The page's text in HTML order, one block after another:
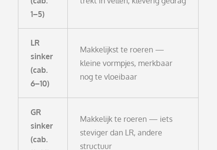
1–5)
LR
sinker
(cab.
6–10)
Makkelijkst te roeren —
kleine vormpjes, merkbaar
nog te vloeibaar
GR
sinker
(cab.
Makkelijk te roeren — iets
steviger dan LR, andere
structuur